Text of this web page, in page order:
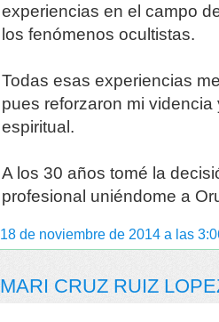
experiencias en el campo
los fenómenos ocultistas.
Todas esas experiencias
pues reforzaron mi
espiritual.
A los 30 años tomé la
profesional uniéndome a
18 de noviembre de 2014 a las
MARI CRUZ RUIZ